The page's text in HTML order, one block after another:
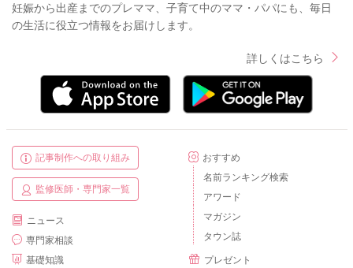
妊娠から出産までのプレママ、子育て中のママ・パパにも、毎日
の生活に役立つ情報をお届けします。
詳しくはこちら
記事制作への取り組み
監修医師・専門家一覧
ニュース
専門家相談
基礎知識
おすすめ
名前ランキング検索
アワード
マガジン
タウン誌
プレゼント